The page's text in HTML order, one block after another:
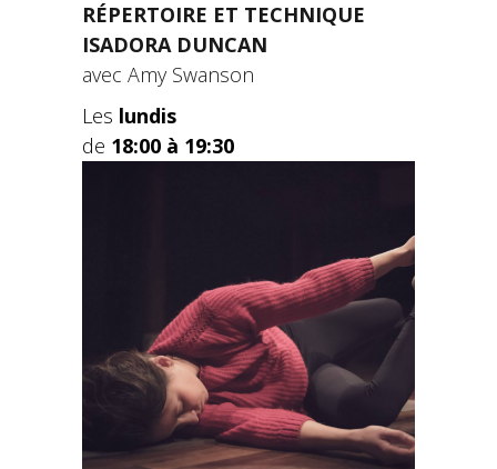
RÉPERTOIRE ET TECHNIQUE
ISADORA DUNCAN
avec Amy Swanson
Les lundis
de 18:00 à 19:30